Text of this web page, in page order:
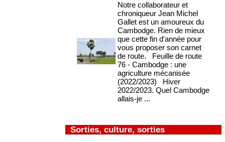
Notre collaborateur et
chroniqueur Jean Michel
Gallet est un amoureux du
Cambodge. Rien de mieux
que cette fin d'année pour
vous proposer son carnet
de route. Feuille de route
76 - Cambodge : une
agriculture mécanisée
(2022/2023) Hiver
2022/2023. Quel Cambodge
allais-je ...
Sorties, culture, sorties